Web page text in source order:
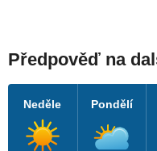
Předpověď na
Neděle Pondělí